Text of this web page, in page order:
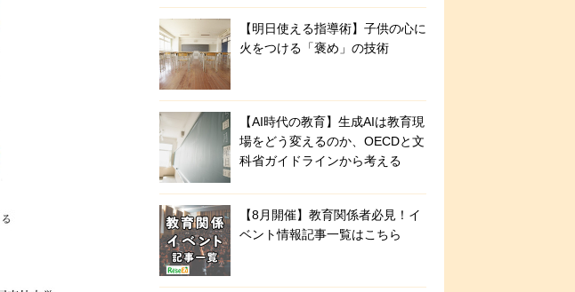
【明日使える指導術】子供の心に
火をつける「褒め」の技術
【AI時代の教育】生成AIは教育現
場をどう変えるのか、OECDと文
科省ガイドラインから考える
【8月開催】教育関係者必見！イ
ベント情報記事一覧はこちら